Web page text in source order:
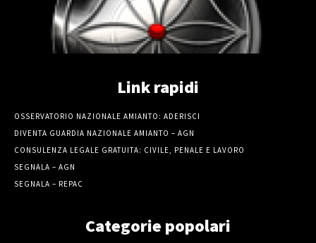
Link rapidi
OSSERVATORIO NAZIONALE AMIANTO: ADERISCI
DIVENTA GUARDIA NAZIONALE AMIANTO – AGN
CONSULENZA LEGALE GRATUITA: CIVILE, PENALE E LAVORO
SEGNALA – AGN
SEGNALA – REPAC
Categorie popolari